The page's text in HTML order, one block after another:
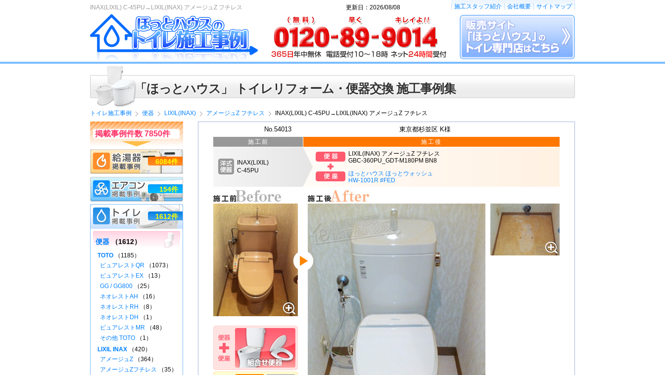
INAX(LIXIL) C-45PU→LIXIL(INAX) アメージュZ フチレス
「ほっとハウス」 トイレリフォーム・便器交換 施工事例集
トイレ施工事例 便器 LIXIL(INAX) アメージュZ フチレス INAX(LIXIL) C-45PU→LIXIL(INAX) アメージュZ フチレス
No.54013 東京都杉並区 K様
施工前
INAX(LIXIL)
C-45PU
施工後
LIXIL(INAX) アメージュZ フチレス
GBC-360PU_GDT-M180PM BN8
ほっとハウス ほっとウォッシュ
HW-1001R #FED
掲載事例件数 7850件
6084件
154件
1612件
便器 （1612）
TOTO （1185）
ピュアレストQR （1073）
ピュアレストEX （13）
GG / GG800 （25）
ネオレストAH
（16）
ネオレストRH
（8）
ネオレストDH
（1）
ピュアレストMR （48）
その他 TOTO （1）
LIXIL INAX （420）
アメージュZ （364）
アメージュZフチレス （35）
更新日：2026/08/08 施工スタッフ紹介 会社概要 サイトマップ